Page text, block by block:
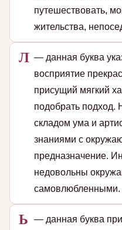
путешествовать,
жительства,
Л — данная буква
восприятие
присущий мягкий
подобрать
складом ума и
знаниями с
предназначение.
недовольны
самовлюбленными.
Ь
— данная буква